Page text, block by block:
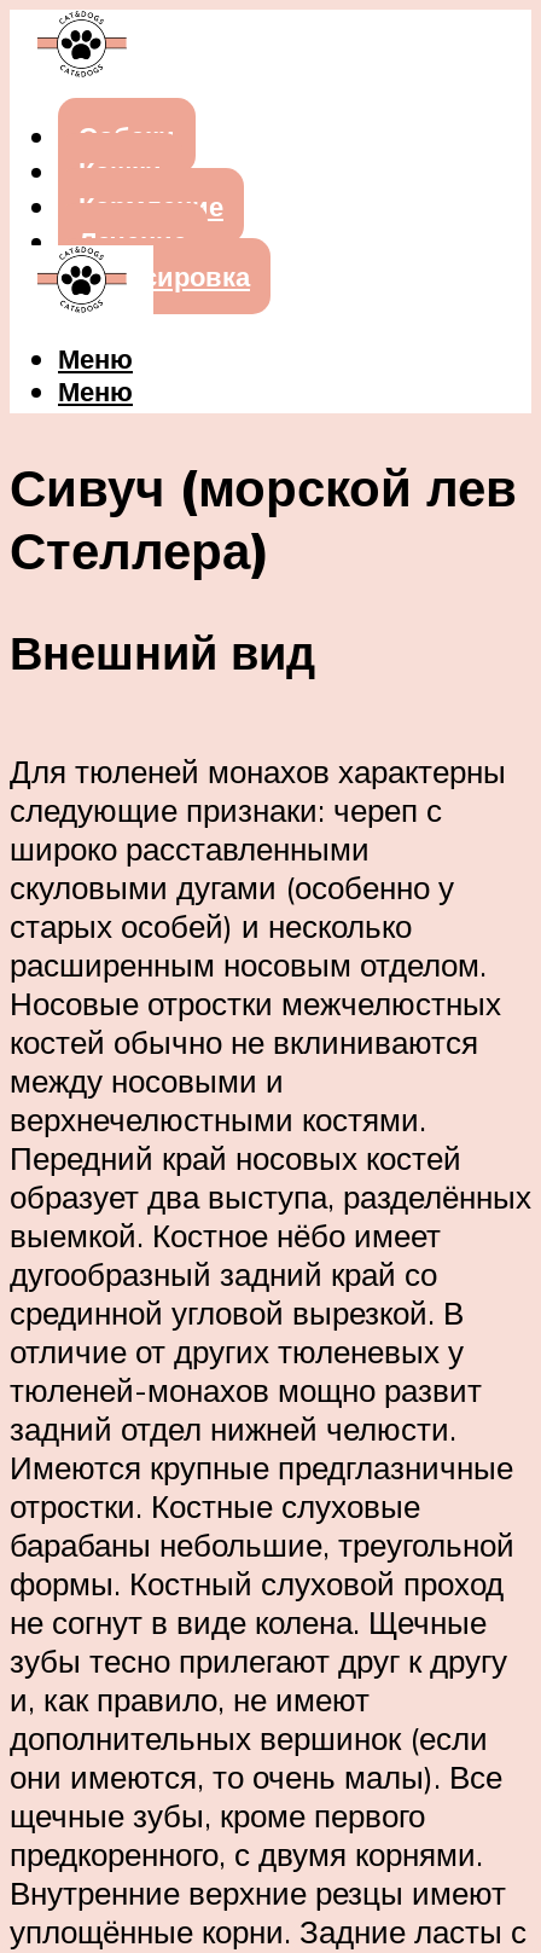
Собаки
Кошки
Кормление
Лечение
Дрессировка
Меню
Меню
Сивуч (морской лев
Стеллера)
Внешний вид
Для тюленей монахов характерны
следующие признаки: череп с
широко расставленными
скуловыми дугами (особенно у
старых особей) и несколько
расширенным носовым отделом.
Носовые отростки межчелюстных
костей обычно не вклиниваются
между носовыми и
верхнечелюстными костями.
Передний край носовых костей
образует два выступа, разделённых
выемкой. Костное нёбо имеет
дугообразный задний край со
срединной угловой вырезкой. В
отличие от других тюленевых у
тюленей-монахов мощно развит
задний отдел нижней челюсти.
Имеются крупные предглазничные
отростки. Костные слуховые
барабаны небольшие, треугольной
формы. Костный слуховой проход
не согнут в виде колена. Щечные
зубы тесно прилегают друг к другу
и, как правило, не имеют
дополнительных вершинок (если
они имеются, то очень малы). Все
щечные зубы, кроме первого
предкоренного, с двумя корнями.
Внутренние верхние резцы имеют
уплощённые корни. Задние ласты с